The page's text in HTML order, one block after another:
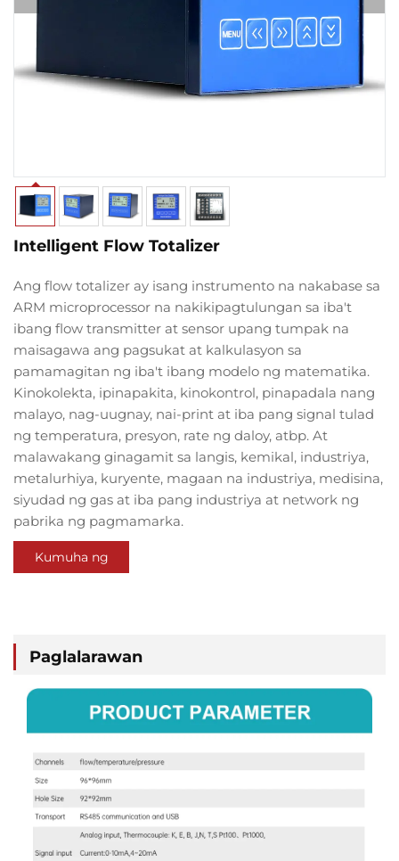
Intelligent Flow Totalizer
Ang flow totalizer ay isang instrumento na nakabase sa
ARM microprocessor na nakikipagtulungan sa iba't
ibang flow transmitter at sensor upang tumpak na
maisagawa ang pagsukat at kalkulasyon sa
pamamagitan ng iba't ibang modelo ng matematika.
Kinokolekta, ipinapakita, kinokontrol, pinapadala nang
malayo, nag-uugnay, nai-print at iba pang signal tulad
ng temperatura, presyon, rate ng daloy, atbp. At
malawakang ginagamit sa langis, kemikal, industriya,
metalurhiya, kuryente, magaan na industriya, medisina,
siyudad ng gas at iba pang industriya at network ng
pabrika ng pagmamarka.
Kumuha ng
Paglalarawan